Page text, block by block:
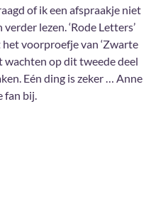
of ik een afspraakje niet
lezen. ‘Rode Letters’
voorproefje van ‘Zwarte
wachten op dit tweede deel
Eén ding is zeker … Anne
fan bij.